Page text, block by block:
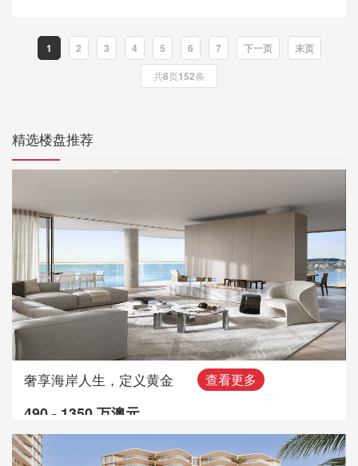
限的三居室和四居室顶层公
寓，为拥抱印...
1 2 3 4 5 6 7 下一页 末页
共8页152条
精选楼盘推荐
奢享海岸人生，定义黄金
490 - 1350 万澳元
查看更多